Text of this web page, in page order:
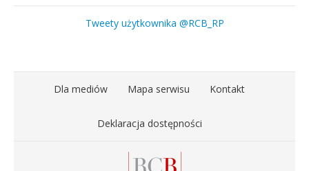
Tweety użytkownika @RCB_RP
Dla mediów Mapa serwisu Kontakt
Deklaracja dostępności